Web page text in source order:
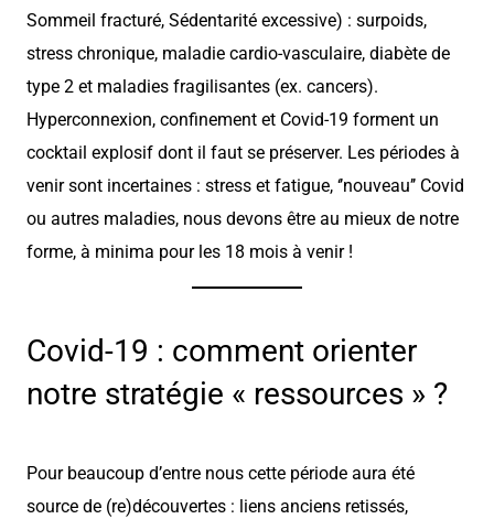
Sommeil fracturé, Sédentarité excessive) : surpoids,
stress chronique, maladie cardio-vasculaire, diabète de
type 2 et maladies fragilisantes (ex. cancers).
Hyperconnexion, confinement et Covid-19 forment un
cocktail explosif dont il faut se préserver. Les périodes à
venir sont incertaines : stress et fatigue, ‘’nouveau’’ Covid
ou autres maladies, nous devons être au mieux de notre
forme, à minima pour les 18 mois à venir !
Covid-19 : comment orienter
notre stratégie « ressources » ?
Pour beaucoup d’entre nous cette période aura été
source de (re)découvertes : liens anciens retissés,